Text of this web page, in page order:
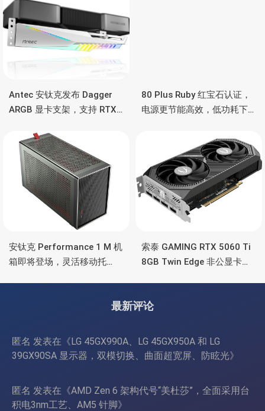
Antec 安钛克发布 Dagger
ARGB 显卡支架，支持 RTX
彩灯效
80 Plus Ruby 红宝石认证，
电源更节能高效，低功耗下
安钛克 Performance 1 M 机
箱即将登场，灵活移动托
索泰 GAMING RTX 5060 Ti
8GB Twin Edge 非公显卡，
最新评论
匿名 发表在《LG 45GX990A、LG 45GX950A 和 LG
39GX90SA 显示器，双模切换、曲面超宽屏、防眩光》
匿名 发表在《AMD Zen 6 架构代号“美杜莎”，全面采用台
积电3nm工艺、AM5 针脚》